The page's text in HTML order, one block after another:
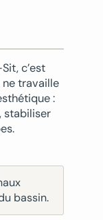
c’est
ne travaille
:
stabiliser
bassin.